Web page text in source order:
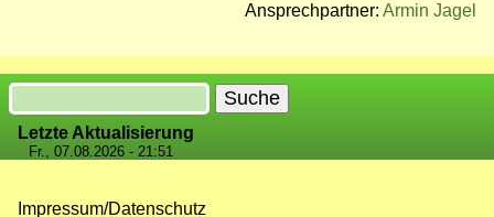
Ansprechpartner: Armin Jagel
Suche
Letzte Aktualisierung
Fr., 07.08.2026 - 21:51
Impressum/Datenschutz